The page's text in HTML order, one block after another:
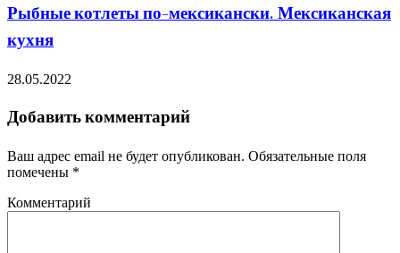
Рыбные котлеты по-мексикански. Мексиканская
кухня
28.05.2022
Добавить комментарий
Ваш адрес email не будет опубликован. Обязательные поля
помечены *
Комментарий